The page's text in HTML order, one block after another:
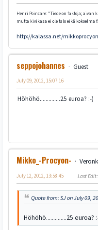
Henri Poincare: "Tiede on faktoja; aivan
mutta kivikasa ei ole talo eikä kokoelma
http://kalassa.net/
seppojohannes
Guest
July 09, 2012, 15:07:16
Höhöhö..............25 euroa? :-)
Mikko_-Procyon-
July 12, 2012, 13:58:45 Last Edit
Quote from: SJ on July 09,
Höhöhö..............25 euroa?